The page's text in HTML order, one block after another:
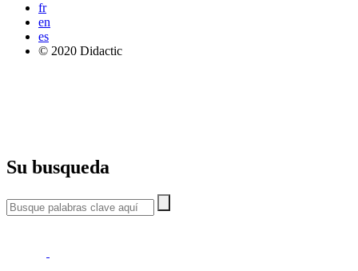
fr
en
es
© 2020 Didactic
Su busqueda